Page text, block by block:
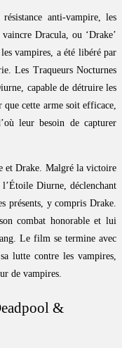
anti-vampire, les
Dracula, ou ‘Drake’
vampires, a été libéré par
Les Traqueurs Nocturnes
capable de détruire les
que cette arme soit efficace,
leur besoin de capturer
et Drake. Malgré la victoire
Diurne, déclenchant
présents, y compris Drake.
combat honorable et lui
Le film se termine avec
lutte contre les vampires,
de vampires.
&